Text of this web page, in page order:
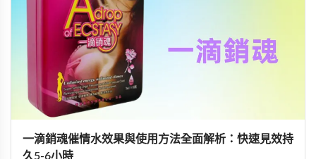
一滴銷魂催情水效果與使用方法全面解析：快速見效持
久5-6小時